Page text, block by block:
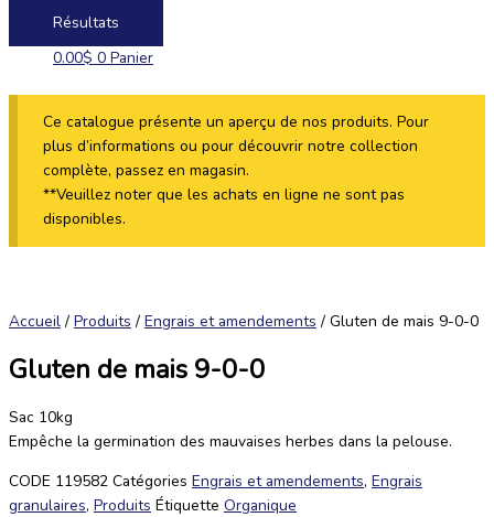
Résultats
0.00$ 0 Panier
Ce catalogue présente un aperçu de nos produits. Pour
plus d’informations ou pour découvrir notre collection
complète, passez en magasin.
**Veuillez noter que les achats en ligne ne sont pas
disponibles.
Accueil / Produits / Engrais et amendements / Gluten de mais 9-0-0
Gluten de mais 9-0-0
Sac 10kg
Empêche la germination des mauvaises herbes dans la pelouse.
CODE 119582 Catégories Engrais et amendements, Engrais
granulaires, Produits Étiquette Organique